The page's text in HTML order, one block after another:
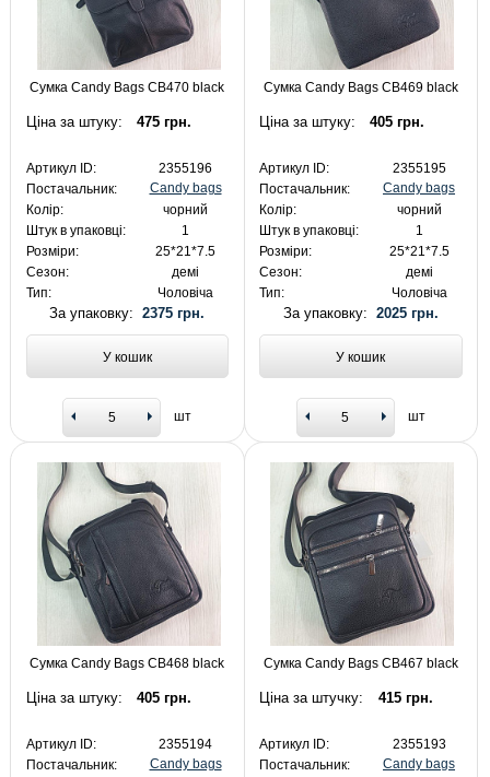
Сумка Candy Bags CB470 black
Ціна за штуку: 475 грн.
Артикул ID:
2355196
Постачальник:
Candy bags
Колір:
чорний
Штук в упаковці:
1
Розміри:
25*21*7.5
Сезон:
демі
Тип:
Чоловіча
За упаковку:2375 грн.
У кошик
шт
Сумка Candy Bags CB469 black
Ціна за штуку: 405 грн.
Артикул ID:
2355195
Постачальник:
Candy bags
Колір:
чорний
Штук в упаковці:
1
Розміри:
25*21*7.5
Сезон:
демі
Тип:
Чоловіча
За упаковку: 2025 грн.
У кошик
шт
Сумка Candy Bags CB468 black
Ціна за штуку: 405 грн.
Артикул ID:
2355194
Постачальник:
Candy bags
Сумка Candy Bags CB467 black
Ціна за штучку: 415 грн.
Артикул ID:
2355193
Постачальник:
Candy bags